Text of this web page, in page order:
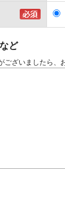
ど
ございましたら、